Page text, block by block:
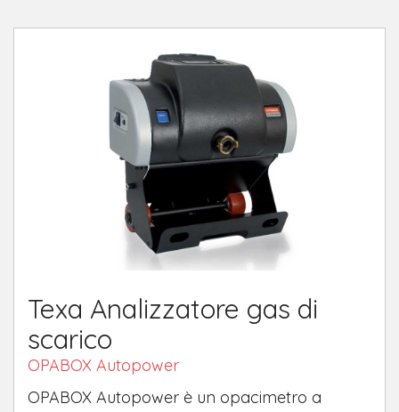
Texa Analizzatore gas di
scarico
OPABOX Autopower
OPABOX Autopower è un opacimetro a